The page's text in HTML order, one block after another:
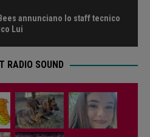
annunciano lo staff tecnico
Lui
RADIO SOUND